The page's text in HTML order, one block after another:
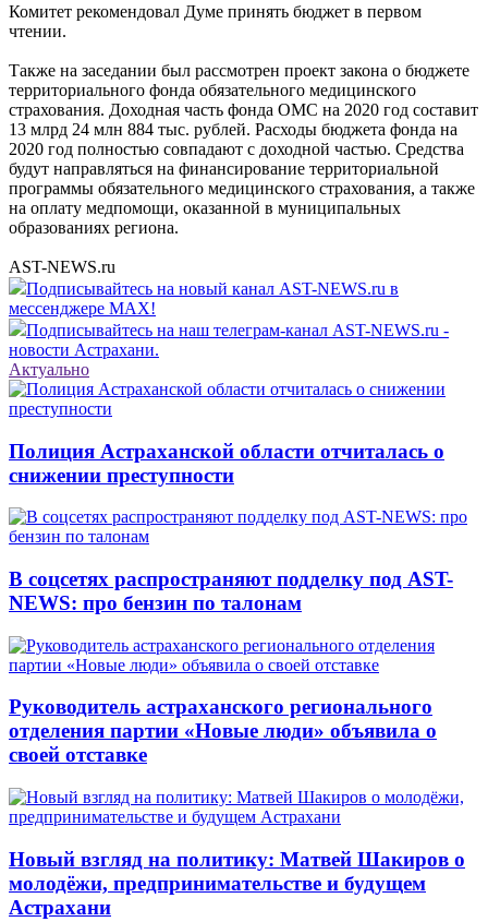
Комитет рекомендовал Думе принять бюджет в первом
чтении.
Также на заседании был рассмотрен проект закона о бюджете
территориального фонда обязательного медицинского
страхования. Доходная часть фонда ОМС на 2020 год составит
13 млрд 24 млн 884 тыс. рублей. Расходы бюджета фонда на
2020 год полностью совпадают с доходной частью. Средства
будут направляться на финансирование территориальной
программы обязательного медицинского страхования, а также
на оплату медпомощи, оказанной в муниципальных
образованиях региона.
AST-NEWS.ru
Подписывайтесь на новый канал AST-NEWS.ru в
мессенджере MAX!
Подписывайтесь на наш телеграм-канал AST-NEWS.ru -
новости Астрахани.
Актуально
Полиция Астраханской области отчиталась о
снижении преступности
В соцсетях распространяют подделку под AST-
NEWS: про бензин по талонам
Руководитель астраханского регионального
отделения партии «Новые люди» объявила о
своей отставке
Новый взгляд на политику: Матвей Шакиров о
молодёжи, предпринимательстве и будущем
Астрахани